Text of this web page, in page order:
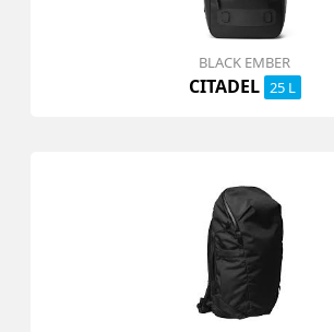
BLACK EMBER
CITADEL 25 L